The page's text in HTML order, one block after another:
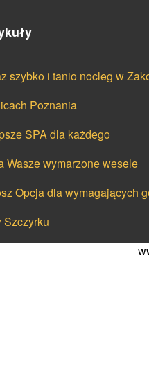
szybko i tanio nocleg w
Poznania
SPA dla każdego
Wasze wymarzone wesele
Opcja dla wymagających
Szczyrku